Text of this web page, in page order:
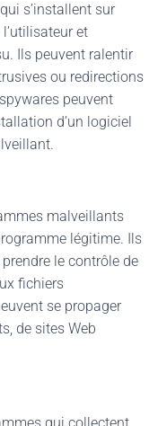
s’installent sur
et
Ils peuvent ralentir
ou redirections
peuvent
d’un logiciel
malveillants
légitime. Ils
le contrôle de
fichiers
se propager
de sites Web